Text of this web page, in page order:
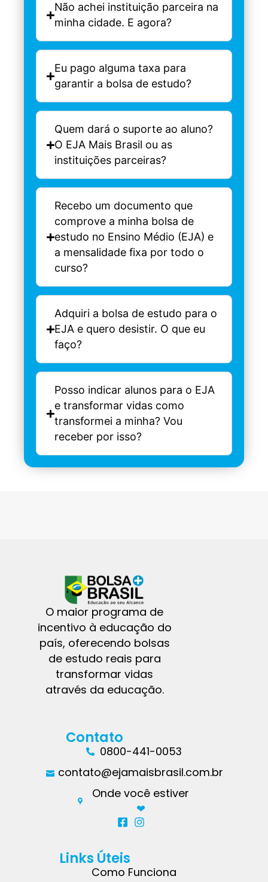
Não achei instituição parceira na
minha cidade. E agora?
Eu pago alguma taxa para
garantir a bolsa de estudo?
Quem dará o suporte ao aluno?
O EJA Mais Brasil ou as
instituições parceiras?
Recebo um documento que
comprove a minha bolsa de
estudo no Ensino Médio (EJA) e
a mensalidade fixa por todo o
curso?
Adquiri a bolsa de estudo para o
EJA e quero desistir. O que eu
faço?
Posso indicar alunos para o EJA
e transformar vidas como
transformei a minha? Vou
receber por isso?
O maior programa de
incentivo à educação do
país, oferecendo bolsas
de estudo reais para
transformar vidas
através da educação.
Contato
0800-441-0053
contato@ejamaisbrasil.com.br
Onde você estiver
❤︎
Links Úteis
Como Funciona